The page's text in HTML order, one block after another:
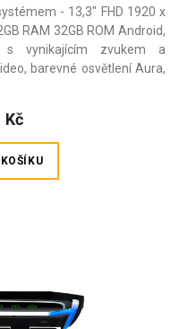
- 13,3" FHD 1920 x
RAM 32GB ROM Android,
s vynikajícím zvukem a
barevné osvětlení Aura,
Kč
KOŠÍKU